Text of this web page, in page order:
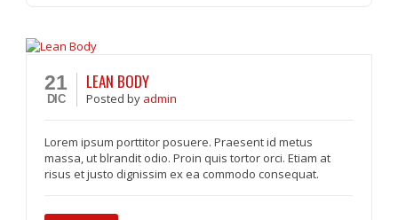
21
DIC
LEAN BODY
Postedby admin
Lorem ipsum porttitor posuere. Praesent id metus
massa, ut blrandit odio. Proin quis tortor orci. Etiam at
risus et justo dignissim ex ea commodo consequat.